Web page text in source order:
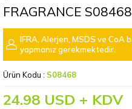
FRAGRANCE
IFRA, Alerjen, MSDS ve CoA
yapmanız gerekmektedir.
Ürün Kodu : S08468
24.98 USD + KDV